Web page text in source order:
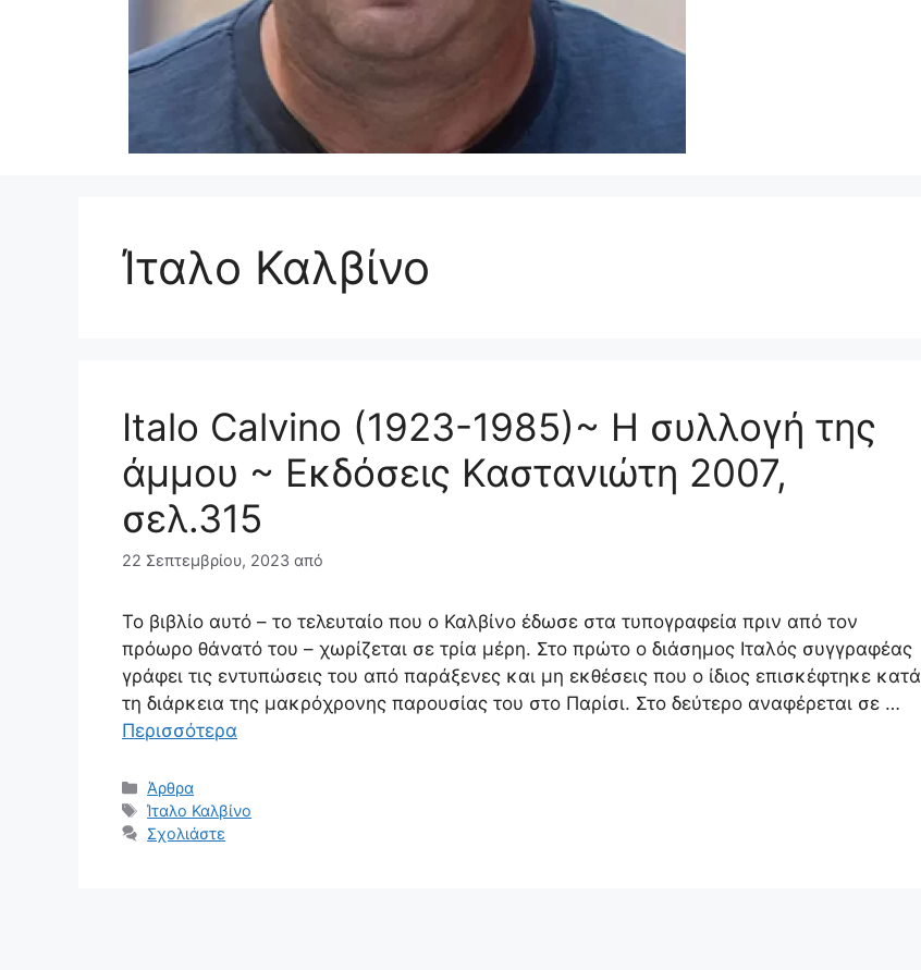
Ίταλο Καλβίνο
Italo Calvino (1923-1985)~ Η συλλογή της
άμμου ~ Εκδόσεις Καστανιώτη 2007,
σελ.315
22 Σεπτεμβρίου, 2023 από
Το βιβλίο αυτό – το τελευταίο που ο Καλβίνο έδωσε στα τυπογραφεία πριν από τον
πρόωρο θάνατό του – χωρίζεται σε τρία μέρη. Στο πρώτο ο διάσημος Ιταλός συγγραφέας
γράφει τις εντυπώσεις του από παράξενες και μη εκθέσεις που ο ίδιος επισκέφτηκε κατά
τη διάρκεια της μακρόχρονης παρουσίας του στο Παρίσι. Στο δεύτερο αναφέρεται σε …
Περισσότερα
Κατηγορίες
Άρθρα
Ετικέτες
Ίταλο Καλβίνο
Σχολιάστε